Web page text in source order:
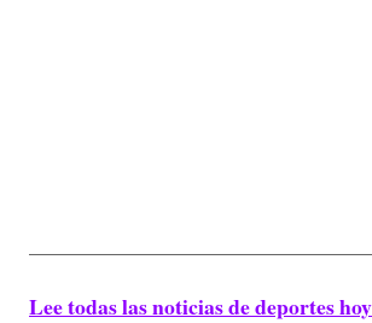
Lee todas las noticias de deportes